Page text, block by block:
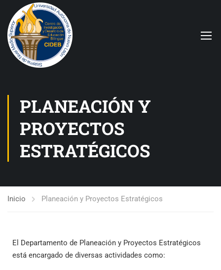
PLANEACIÓN Y
PROYECTOS
ESTRATÉGICOS
Inicio Planeación y Proyectos Estratégicos
El Departamento de Planeación y Proyectos Estratégicos
está encargado de diversas actividades como: